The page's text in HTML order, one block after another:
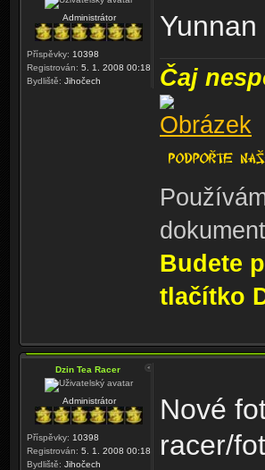
Administrátor
Příspěvky: 10398
Registrován: 5. 1. 2008 00:18
Bydliště: Jihočech Čaj
Budete
tlačítko
Dzin Tea Racer
Administrátor
Příspěvky: 10398
Registrován: 5. 1. 2008 00:18
Bydliště: Jihočech
Nové
racer/